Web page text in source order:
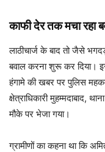
काफी देर तक मचा रहा
लाठीचार्ज के बाद तो जैसे
बवाल करना शुरू कर दिया।
हंगामे की खबर पर पुलिस
क्षेत्राधिकारी मुहम्मदाबाद,
मौके पर भेजा गया।
ग्रामीणों का कहना था कि